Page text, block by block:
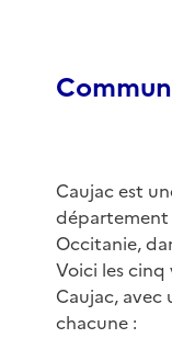
Caujac est
département
Occitanie,
Voici les cinq
Caujac,
chacune :